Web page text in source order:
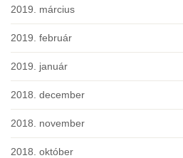
2019. március
2019. február
2019. január
2018. december
2018. november
2018. október